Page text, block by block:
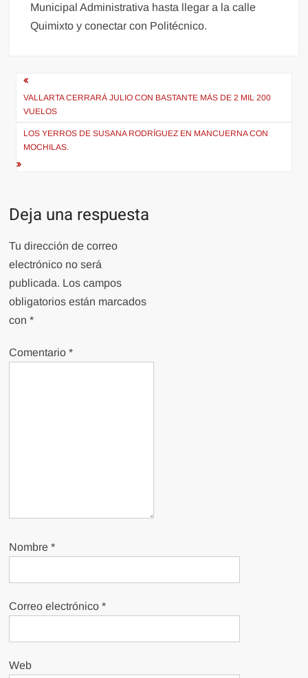
Municipal Administrativa hasta llegar a la calle
Quimixto y conectar con Politécnico.
Navegación
de
entradas
VALLARTA CERRARÁ JULIO CON BASTANTE MÁS DE 2 MIL 200
VUELOS
LOS YERROS DE SUSANA RODRÍGUEZ EN MANCUERNA CON
MOCHILAS.
Deja una respuesta
Tu dirección de correo
electrónico no será
publicada. Los campos
obligatorios están marcados
con*
Comentario*
Nombre*
Correo electrónico*
Web